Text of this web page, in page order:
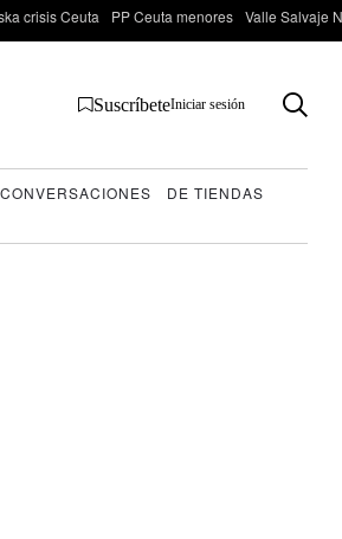
crisis Ceuta PP Ceuta menores Valle Salvaje
SuscríbeteIniciar sesión
CONVERSACIONES
DE TIENDAS